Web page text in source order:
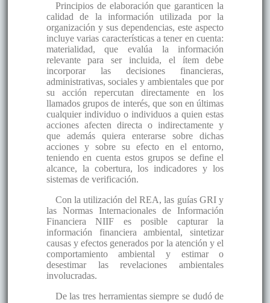
Principios de elaboración que garanticen la
calidad de la información utilizada por la
organización y sus dependencias, este aspecto
incluye varias características a tener en cuenta:
materialidad, que evalúa la información
relevante para ser incluida, el ítem debe
incorporar las decisiones financieras,
administrativas, sociales y ambientales que por
su acción repercutan directamente en los
llamados grupos de interés, que son en últimas
cualquier individuo o individuos a quien estas
acciones afecten directa o indirectamente y
que además quiera enterarse sobre dichas
acciones y sobre su efecto en el entorno,
teniendo en cuenta estos grupos se define el
alcance, la cobertura, los indicadores y los
sistemas de verificación.
Con la utilización del REA, las guías GRI y
las Normas Internacionales de Información
Financiera NIIF es posible capturar la
información financiera ambiental, sintetizar
causas y efectos generados por la atención y el
comportamiento ambiental y estimar o
desestimar las revelaciones ambientales
involucradas.
De las tres herramientas siempre se dudó de